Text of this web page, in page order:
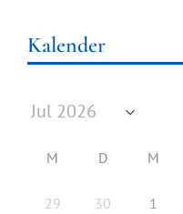
Kalender
M D M
29 30 1